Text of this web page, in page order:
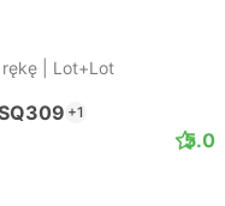
rękę | Lot+Lot
+1
5.0